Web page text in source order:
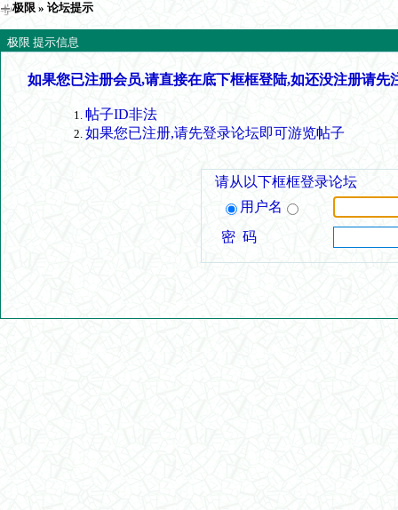
极限 » 论坛提示
极限 提示信息
如果您已注册会员,请直接在底下框框登陆,如还没注册请先
帖子ID非法
如果您已注册,请先登录论坛即可游览帖子
请从以下框框登录论坛
用户名
密 码